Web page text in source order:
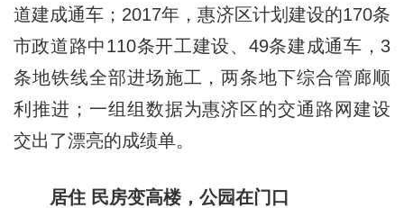
道建成通车；2017年，惠济区计划建设的170条
市政道路中110条开工建设、49条建成通车，3
条地铁线全部进场施工，两条地下综合管廊顺
利推进；一组组数据为惠济区的交通路网建设
交出了漂亮的成绩单。
居住 民房变高楼，公园在门口